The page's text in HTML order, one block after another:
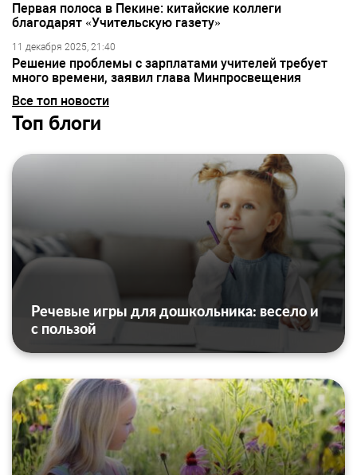
Первая полоса в Пекине: китайские коллеги
благодарят «Учительскую газету»
11 декабря 2025, 21:40
Решение проблемы с зарплатами учителей требует
много времени, заявил глава Минпросвещения
Все топ новости
Топ блоги
Речевые игры для дошкольника: весело и
с пользой